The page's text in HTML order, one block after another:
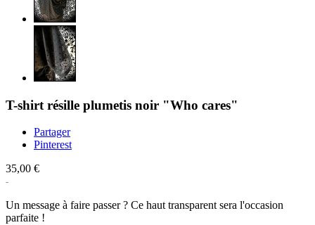
T-shirt résille plumetis noir "Who cares"
Partager
Pinterest
35,00 €
Un message à faire passer ? Ce haut transparent sera l'occasion
parfaite !